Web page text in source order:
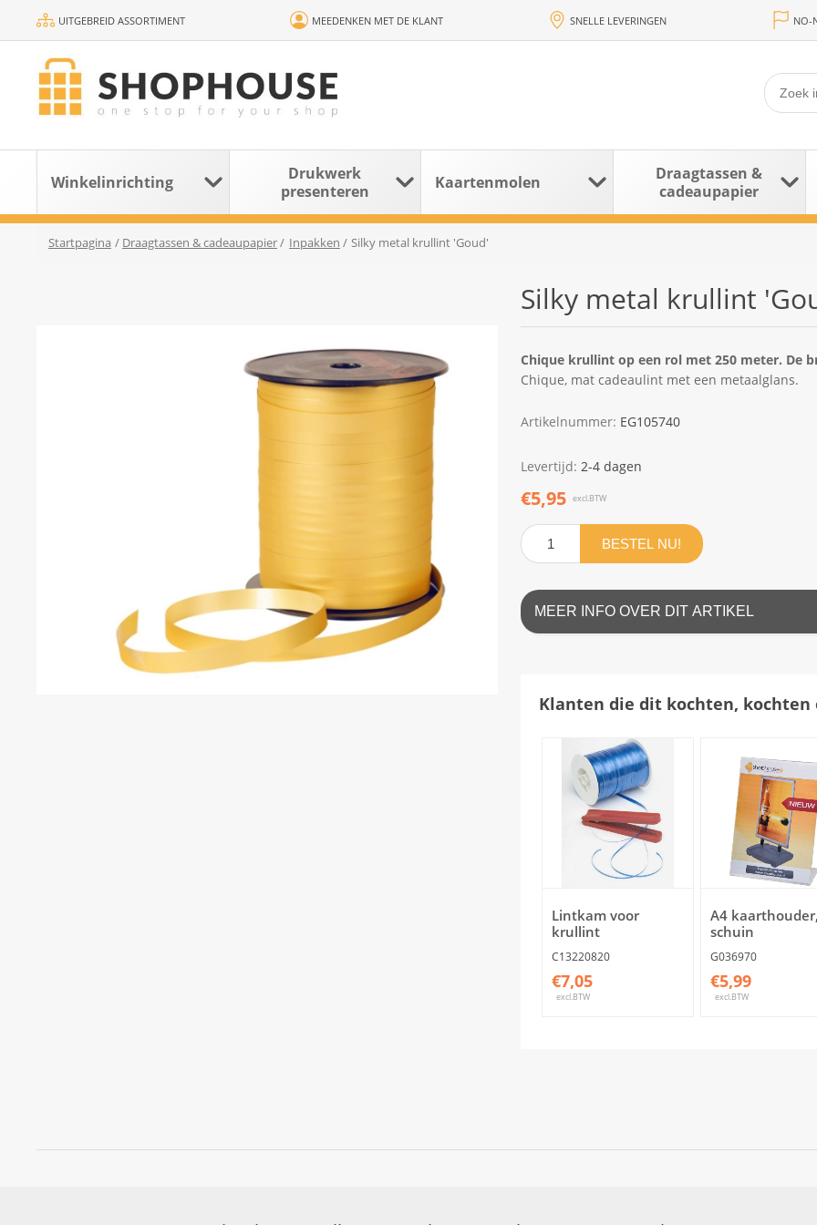
UITGEBREID ASSORTIMENT MEEDENKEN MET DE KLANT SNELLE LEVERINGEN NO-
Winkelinrichting
Drukwerk
presenteren
Kaartenmolen
Draagtassen &
cadeaupapier
Startpagina / Draagtassen & cadeaupapier/ Inpakken / Silky metal krullint 'Goud'
Silky metal krullint
Chique krullint op een rol met 250 meter. De
Chique, mat cadeaulint met een metaalglans.
Artikelnummer: EG105740
Levertijd: 2-4 dagen
€5,95 excl.BTW
BESTEL NU!
MEER INFO OVER DIT ARTIKEL
Klanten die dit kochten, kochten
Lintkam voor
krullint
C13220820
€7,05
excl.BTW
A4
schuin
G036970
€5,99
excl.BTW